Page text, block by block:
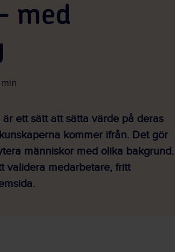
med
ett sätt att sätta värde på deras
kommer ifrån. Det gör
människor med olika bakgrund.
validera medarbetare, fritt